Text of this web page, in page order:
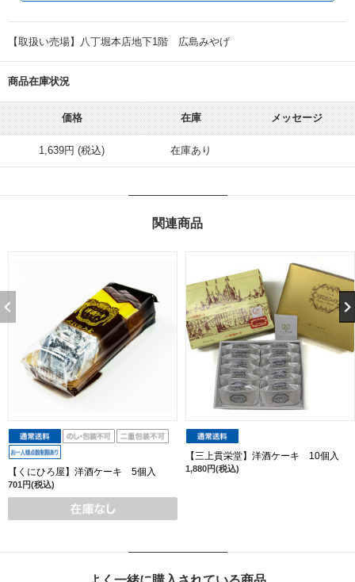
【取扱い売場】八丁堀本店地下1階 広島みやげ
商品在庫状況
価格 在庫 メッセージ
1,639円 (税込) 在庫あり
関連商品
【くにひろ屋】洋酒ケーキ 5個入
701円(税込)
【三上貫栄堂】洋酒ケーキ 10個入
1,880円(税込)